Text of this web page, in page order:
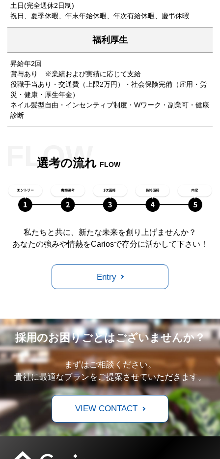
土日(完全週休2日制)
祝日、夏季休暇、年末年始休暇、年次有給休暇、慶弔休暇
福利厚生
昇給年2回
賞与あり ※業績および実績に応じて支給
役職手当あり・交通費（上限2万円）・社会保険完備（雇用・労
災・健康・厚生年金）
ネイル髪型自由・インセンティブ制度・Wワーク・副業可・健康
診断
選考の流れ FLOW
私たちと共に、新たな未来を創り上げませんか？
あなたの強みや情熱をCariosで存分に活かして下さい！
Entry
採用のお困りごとはございませんか？
まずはご相談ください。
貴社に最適なプランをご提案させていただきます。
VIEW CONTACT